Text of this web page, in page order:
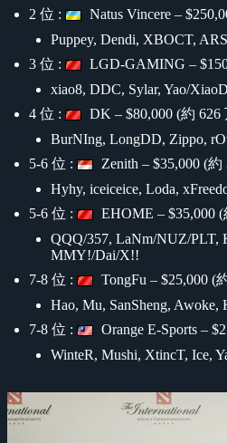
2 位 :
Natus Vincere –
Puppey, Dendi, XBOCT,
3 位 :
LGD-GAMING –
xiao8, DDC, Sylar, Yao/
4 位 :
DK – $80,000 (約 626
BurNIng, LongDD, Zippo,
5-6 位 :
Zenith – $35,000 (
Hyhy, iceiceice, Loda,
5-6 位 :
EHOME – $35,000
QQQ/357, LaNm/NUZ/PLT,
MMY!/Dai/X!!
7-8 位 :
TongFu – $25,000 (
Hao, Mu, SanSheng, Awoke,
7-8 位 :
Orange E-Sports –
WinteR, Mushi, XtincT, Ice,